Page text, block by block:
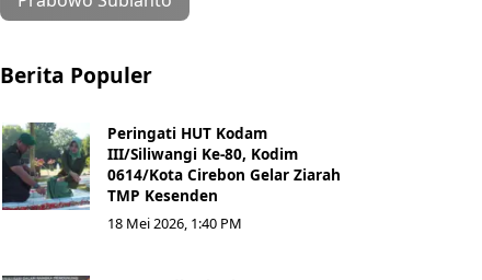
Berita Populer
Peringati HUT Kodam
III/Siliwangi Ke-80, Kodim
0614/Kota Cirebon Gelar Ziarah
TMP Kesenden
18 Mei 2026, 1:40 PM